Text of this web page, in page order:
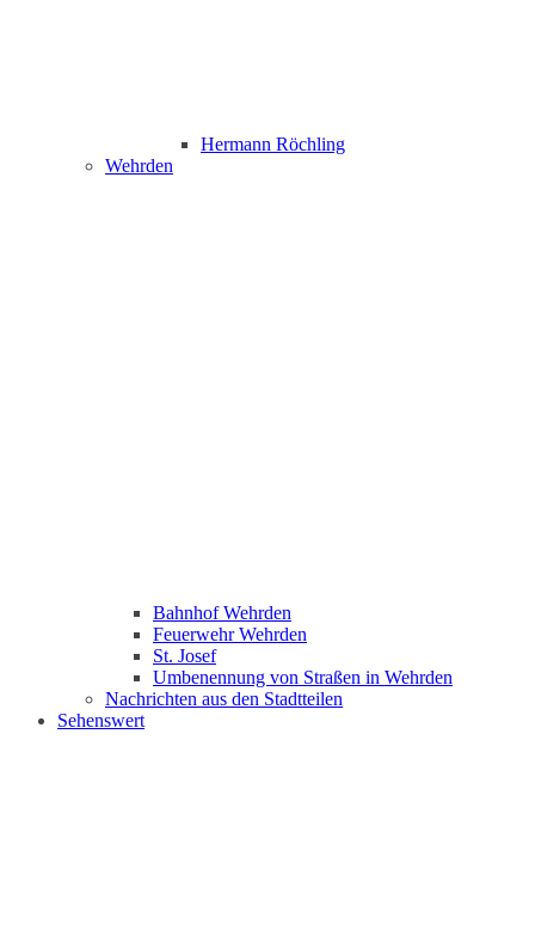
Hermann Röchling
Wehrden
Bahnhof Wehrden
Feuerwehr Wehrden
St. Josef
Umbenennung von Straßen in Wehrden
Nachrichten aus den Stadtteilen
Sehenswert